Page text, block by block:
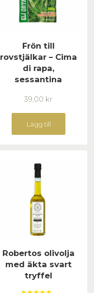
Frön till
rovstjälkar – Cima
di rapa,
sessantina
39,00 kr
Lägg till
Robertos olivolja
med äkta svart
tryffel